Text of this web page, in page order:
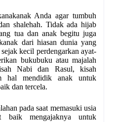
Anda agar tumbuh
shalehah. Tidak ada hijab
tua dan anak begitu juga
dari hiasan dunia yang
kecil perdengarkan ayat­
buku­buku atau majalah
Nabi dan Rasul, kisah
hal mendidik anak untuk
dan tercela.
pada saat memasuki usia
baik mengajaknya untuk